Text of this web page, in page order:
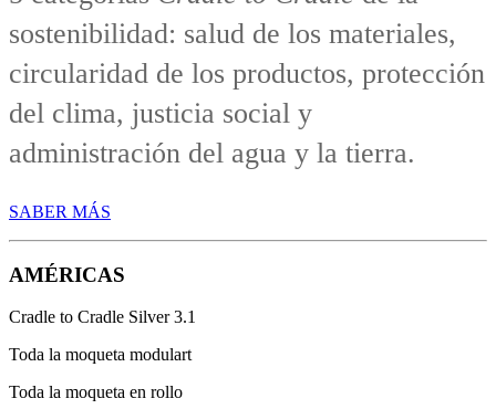
sostenibilidad: salud de los materiales,
circularidad de los productos, protección
del clima, justicia social y
administración del agua y la tierra.
SABER MÁS
AMÉRICAS
Cradle to Cradle Silver 3.1
Toda la moqueta modulart
Toda la moqueta en rollo